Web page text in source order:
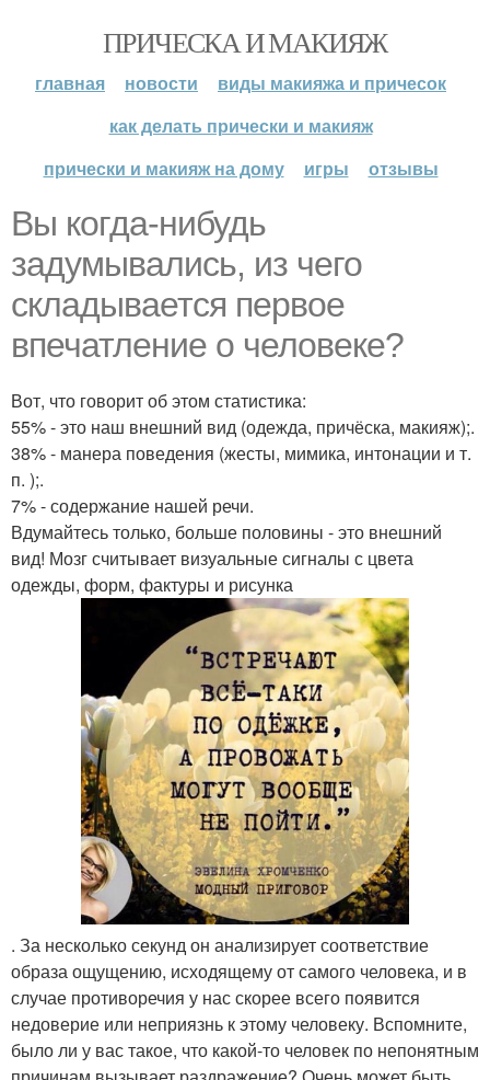
ПРИЧЕСКА И МАКИЯЖ
главная новости
виды макияжа и причесок
как делать прически и макияж
прически и макияж на дому
игры отзывы
Вы когда-нибудь
задумывались, из чего
складывается первое
впечатление о человеке?
Вот, что говорит об этом статистика:
55% - это наш внешний вид (одежда, причёска, макияж);.
38% - манера поведения (жесты, мимика, интонации и т.
п. );.
7% - содержание нашей речи.
Вдумайтесь только, больше половины - это внешний
вид! Мозг считывает визуальные сигналы с цвета
одежды, форм, фактуры и рисунка
. За несколько секунд он анализирует соответствие
образа ощущению, исходящему от самого человека, и в
случае противоречия у нас скорее всего появится
недоверие или неприязнь к этому человеку. Вспомните,
было ли у вас такое, что какой-то человек по непонятным